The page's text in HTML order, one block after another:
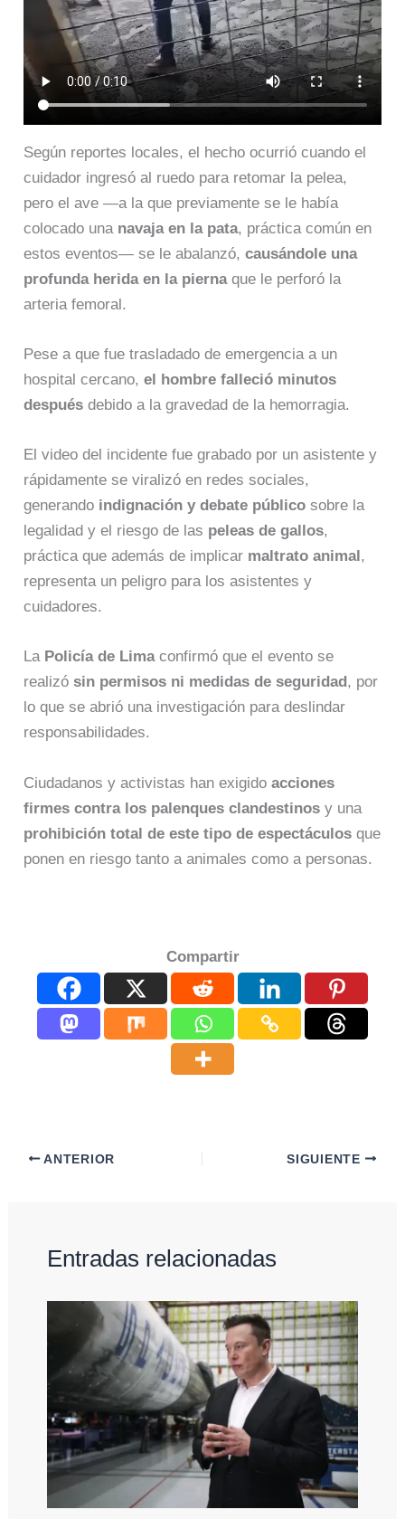
Según reportes locales, el hecho ocurrió cuando el
cuidador ingresó al ruedo para retomar la pelea,
pero el ave —a la que previamente se le había
colocado una navaja en la pata, práctica común en
estos eventos— se le abalanzó,causándole una
profunda herida en la piernaque le perforó la
arteria femoral.
Pese a que fue trasladado de emergencia a un
hospital cercano,el hombre falleció minutos
después debido a la gravedad de la hemorragia.
El video del incidente fue grabado por un asistente y
rápidamente se viralizó en redes sociales,
generando indignación y debate público sobre la
legalidad y el riesgo de las peleas de gallos,
práctica que además de implicar maltrato animal,
representa un peligro para los asistentes y
cuidadores.
La Policía de Limaconfirmó que el evento se
realizósin permisos ni medidas de seguridad , por
lo que se abrió una investigación para deslindar
responsabilidades.
Ciudadanos y activistas han exigidoacciones
firmes contra los palenques clandestinos y una
prohibición total de este tipo de espectáculos que
ponen en riesgo tanto a animales como a personas.
Compartir
ANTERIOR SIGUIENTE
Entradas relacionadas